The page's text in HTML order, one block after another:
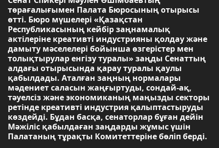
төрағалығымен Палата Бюросының отырысы
өтті. Бюро мүшелері «Қазақстан
Республикасының кейбір заңнамалық
актілеріне креативті индустрияны қолдау және
дамыту мәселелері бойынша өзгерістер мен
толықтырулар енгізу туралы» заңды Сенаттың
алдағы отырысында қарау туралы қаулы
қабылдады. Аталған заңның нормалары
мәдениет саласын жаңғыртуды, сондай-ақ,
тәуелсіз және экономиканың маңызды секторы
ретінде креативті индустрия қалыптастыруды
көздейді. Бұдан басқа, сенаторлар бұған дейін
Мәжіліс қабылдаған заңдарды жұмыс үшін
Палатаның тұрақты Комитеттеріне бөліп берді.